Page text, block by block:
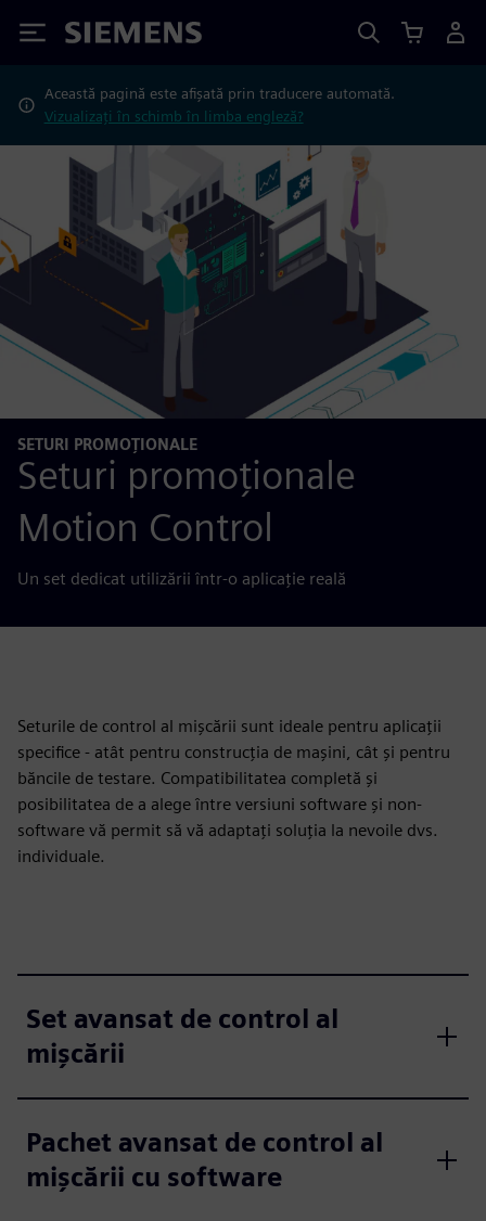
Siemens
Această pagină este afișată prin traducere automată.
Vizualizați în schimb în limba engleză?
SETURI PROMOȚIONALE
Seturi promoționale
Motion Control
Un set dedicat utilizării într-o aplicație reală
Seturile de control al mișcării sunt ideale pentru aplicații
specifice - atât pentru construcția de mașini, cât și pentru
băncile de testare. Compatibilitatea completă și
posibilitatea de a alege între versiuni software și non-
software vă permit să vă adaptați soluția la nevoile dvs.
individuale.
Set avansat de control al
mișcării
Pachet avansat de control al
mișcării cu software